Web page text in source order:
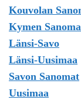
Kouvolan
Kymen
Länsi-Savo
Länsi-Uusimaa
Savon Sanomat
Uusimaa